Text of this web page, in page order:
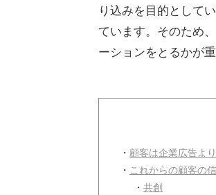
り込みを目的として
ています。そのため
ーションをとるかが
・ 顧客は企業広告よ
・ これからの顧客の
・ 共創